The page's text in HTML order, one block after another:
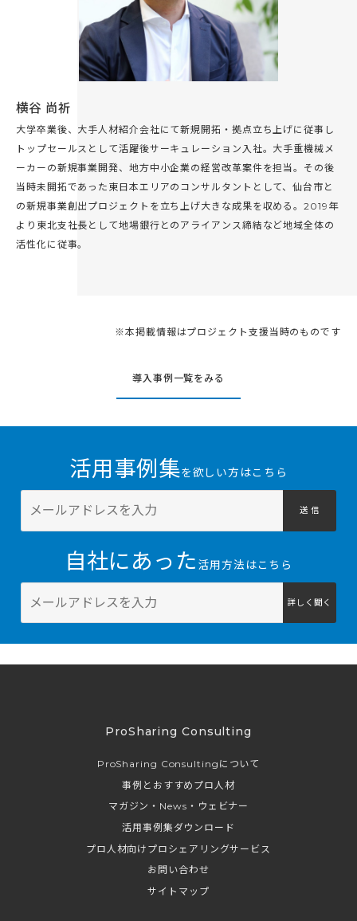
横谷 尚祈
大学卒業後、大手人材紹介会社にて新規開拓・拠点立ち上げに従事し
トップセールスとして活躍後サーキュレーション入社。大手重機械メ
ーカーの新規事業開発、地方中小企業の経営改革案件を担当。その後
当時未開拓であった東日本エリアのコンサルタントとして、仙台市と
の新規事業創出プロジェクトを立ち上げ大きな成果を収める。2019年
より東北支社長として地場銀行とのアライアンス締結など地域全体の
活性化に従事。
※本掲載情報はプロジェクト支援当時のものです
導入事例一覧をみる
活用事例集を欲しい方はこちら
送 信
自社にあった 活用方法はこちら
詳しく聞く
ProSharing Consulting
ProSharing Consultingについて
事例とおすすめプロ人材
マガジン・News・ウェビナー
活用事例集ダウンロード
プロ人材向けプロシェアリングサービス
お問い合わせ
サイトマップ